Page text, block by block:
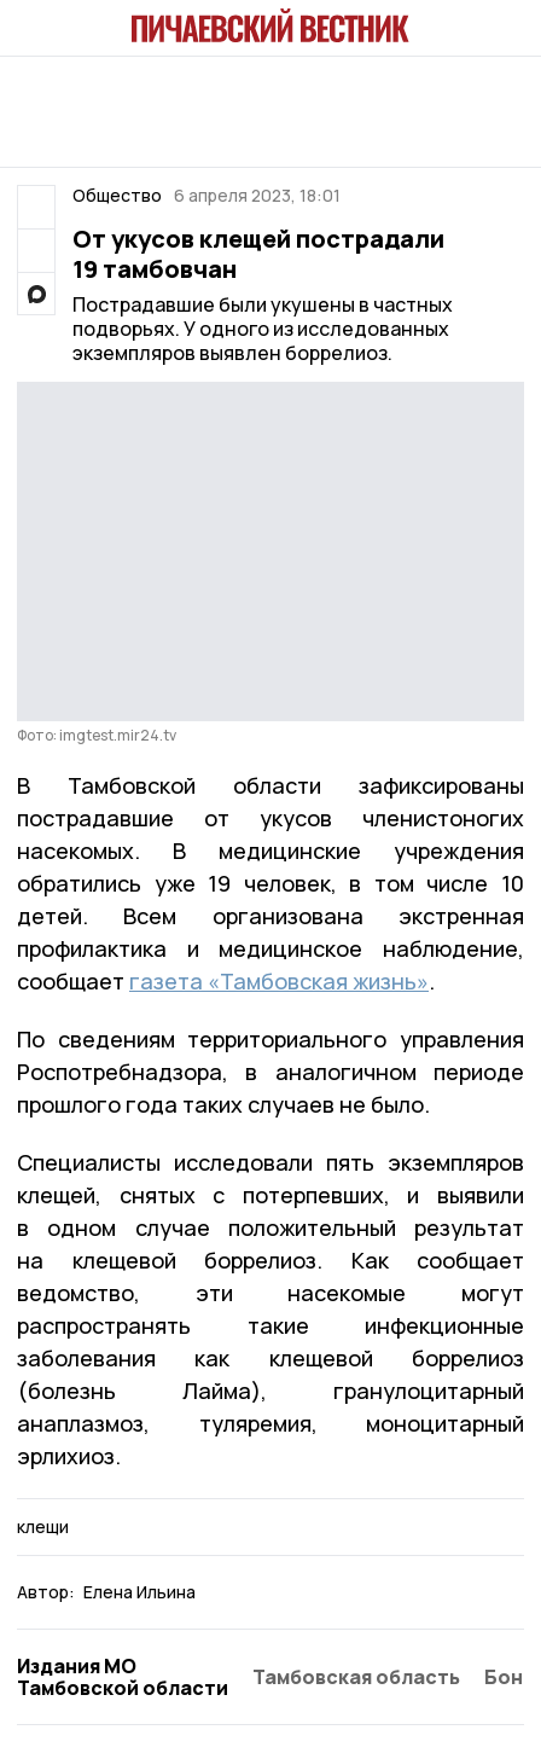
Общество 6 апреля 2023, 18:01
От укусов клещей пострадали
19 тамбовчан
Пострадавшие были укушены в частных
подворьях. У одного из исследованных
экземпляров выявлен боррелиоз.
Фото: imgtest.mir24.tv
В Тамбовской области зафиксированы
пострадавшие от укусов членистоногих
насекомых. В медицинские учреждения
обратились уже 19 человек, в том числе 10
детей. Всем организована экстренная
профилактика и медицинское наблюдение,
сообщает газета «Тамбовская жизнь».
По сведениям территориального управления
Роспотребнадзора, в аналогичном периоде
прошлого года таких случаев не было.
Специалисты исследовали пять экземпляров
клещей, снятых с потерпевших, и выявили
в одном случае положительный результат
на клещевой боррелиоз. Как сообщает
ведомство, эти насекомые могут
распространять такие инфекционные
заболевания как клещевой боррелиоз
(болезнь Лайма), гранулоцитарный
анаплазмоз, туляремия, моноцитарный
эрлихиоз.
клещи
Автор: Елена Ильина
Издания МО
Тамбовской области
Тамбовская область